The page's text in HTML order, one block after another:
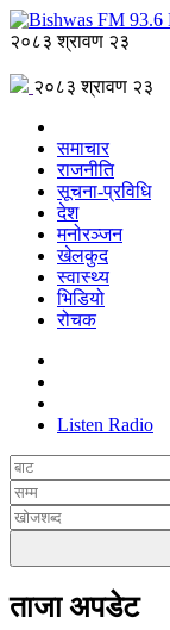
२०८३ श्रावण २३
२०८३ श्रावण २३
समाचार
राजनीति
सूचना-प्रविधि
देश
मनोरञ्जन
खेलकुद
स्वास्थ्य
भिडियो
रोचक
Listen Radio
ताजा अपडेट